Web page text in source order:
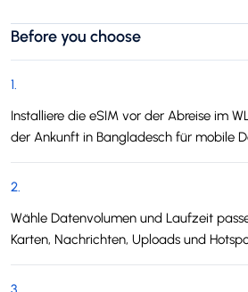
Before you choose
1.
Installiere die eSIM vor der Abreise im
der Ankunft in Bangladesch für mobile
2.
Wähle Datenvolumen und Laufzeit
Karten, Nachrichten, Uploads und